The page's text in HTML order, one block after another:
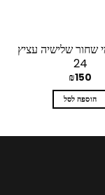
שחור שלישיה עציץ
24
₪150
הוספה לסל